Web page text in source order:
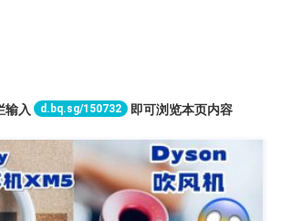
输入
d.bq.sg/150732 即可浏览本页内容